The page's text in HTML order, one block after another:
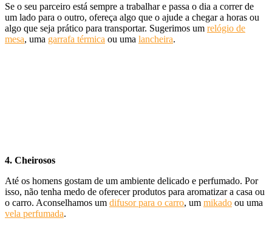
Se o seu parceiro está sempre a trabalhar e passa o dia a correr de
um lado para o outro, ofereça algo que o ajude a chegar a horas ou
algo que seja prático para transportar. Sugerimos um relógio de
mesa, uma garrafa térmica ou uma lancheira.
4. Cheirosos
Até os homens gostam de um ambiente delicado e perfumado. Por
isso, não tenha medo de oferecer produtos para aromatizar a casa ou
o carro. Aconselhamos um difusor para o carro, um mikado ou uma
vela perfumada.